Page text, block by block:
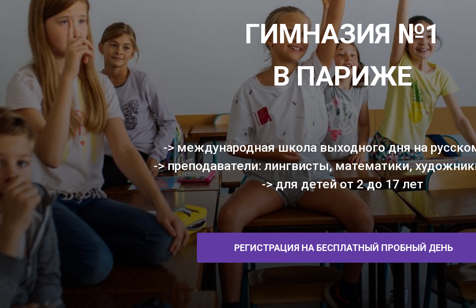
-> международная школа выходного дня на русском языке
-> преподаватели: лингвисты, математики, художники, ученые
-> для детей от 2 до 17 лет
РЕГИСТРАЦИЯ НА БЕСПЛАТНЫЙ ПРОБНЫЙ ДЕНЬ
ГИМНАЗИЯ №1
В ПАРИЖЕ